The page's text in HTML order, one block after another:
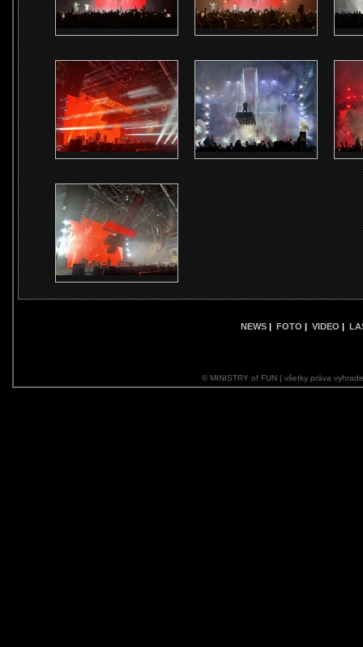
NEWS | FOTO | VIDEO |
© MINISTRY of FUN | všetky práva